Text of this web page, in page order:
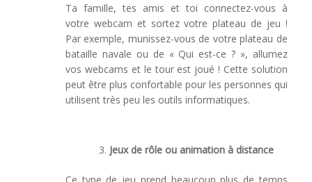
Ta famille, tes amis et toi connectez-vous à
votre webcam et sortez votre plateau de jeu !
Par exemple, munissez-vous de votre plateau de
bataille navale ou de « Qui est-ce ? », allumez
vos webcams et le tour est joué ! Cette solution
peut être plus confortable pour les personnes qui
utilisent très peu les outils informatiques.
Jeux de rôle ou animation à distance